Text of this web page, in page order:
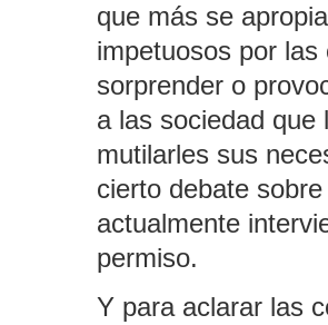
que más se
impetuosos por
sorprender o
a las sociedad que
mutilarles sus
cierto debate
actualmente
permiso.
Y para aclarar las